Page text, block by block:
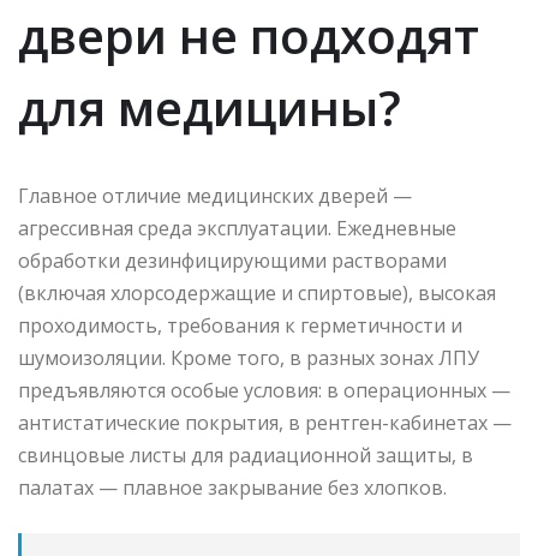
двери не подходят
для медицины?
Главное отличие медицинских дверей —
агрессивная среда эксплуатации. Ежедневные
обработки дезинфицирующими растворами
(включая хлорсодержащие и спиртовые), высокая
проходимость, требования к герметичности и
шумоизоляции. Кроме того, в разных зонах ЛПУ
предъявляются особые условия: в операционных —
антистатические покрытия, в рентген-кабинетах —
свинцовые листы для радиационной защиты, в
палатах — плавное закрывание без хлопков.